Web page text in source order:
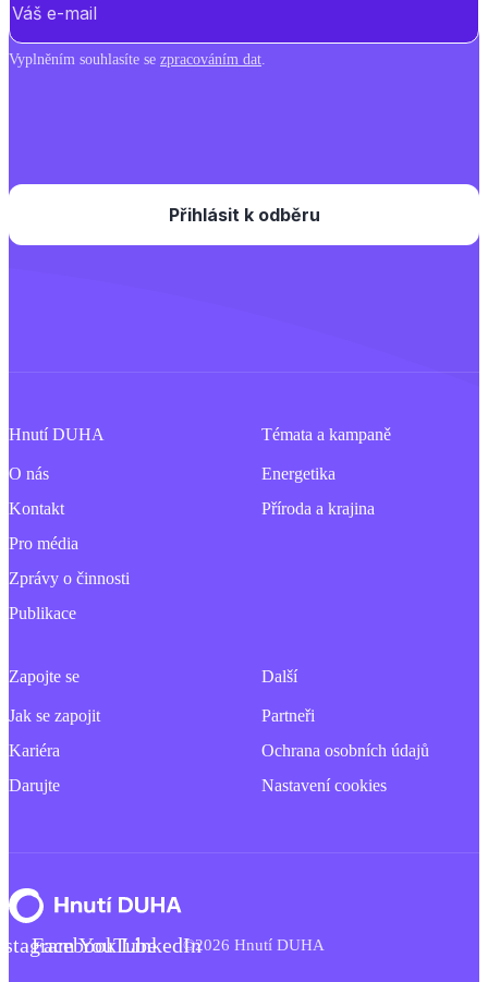
Vyplněním souhlasíte se zpracováním dat.
Hnutí DUHA
O nás
Kontakt
Pro média
Zprávy o činnosti
Publikace
Témata a kampaně
Energetika
Příroda a krajina
Zapojte se
Jak se zapojit
Kariéra
Darujte
Další
Partneři
Ochrana osobních údajů
Nastavení cookies
FacebookYouTubeLinkedIn©2026 Hnutí DUHA